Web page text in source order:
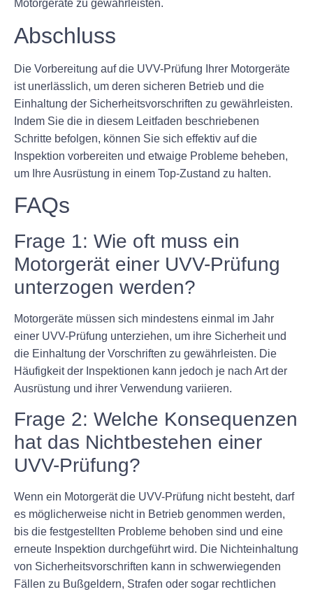
Motorgeräte zu gewährleisten.
Abschluss
Die Vorbereitung auf die UVV-Prüfung Ihrer Motorgeräte
ist unerlässlich, um deren sicheren Betrieb und die
Einhaltung der Sicherheitsvorschriften zu gewährleisten.
Indem Sie die in diesem Leitfaden beschriebenen
Schritte befolgen, können Sie sich effektiv auf die
Inspektion vorbereiten und etwaige Probleme beheben,
um Ihre Ausrüstung in einem Top-Zustand zu halten.
FAQs
Frage 1: Wie oft muss ein
Motorgerät einer UVV-Prüfung
unterzogen werden?
Motorgeräte müssen sich mindestens einmal im Jahr
einer UVV-Prüfung unterziehen, um ihre Sicherheit und
die Einhaltung der Vorschriften zu gewährleisten. Die
Häufigkeit der Inspektionen kann jedoch je nach Art der
Ausrüstung und ihrer Verwendung variieren.
Frage 2: Welche Konsequenzen
hat das Nichtbestehen einer
UVV-Prüfung?
Wenn ein Motorgerät die UVV-Prüfung nicht besteht, darf
es möglicherweise nicht in Betrieb genommen werden,
bis die festgestellten Probleme behoben sind und eine
erneute Inspektion durchgeführt wird. Die Nichteinhaltung
von Sicherheitsvorschriften kann in schwerwiegenden
Fällen zu Bußgeldern, Strafen oder sogar rechtlichen